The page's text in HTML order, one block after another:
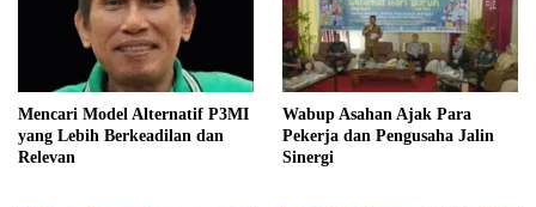
Mencari Model Alternatif P3MI
yang Lebih Berkeadilan dan
Relevan
Wabup Asahan Ajak Para
Pekerja dan Pengusaha Jalin
Sinergi